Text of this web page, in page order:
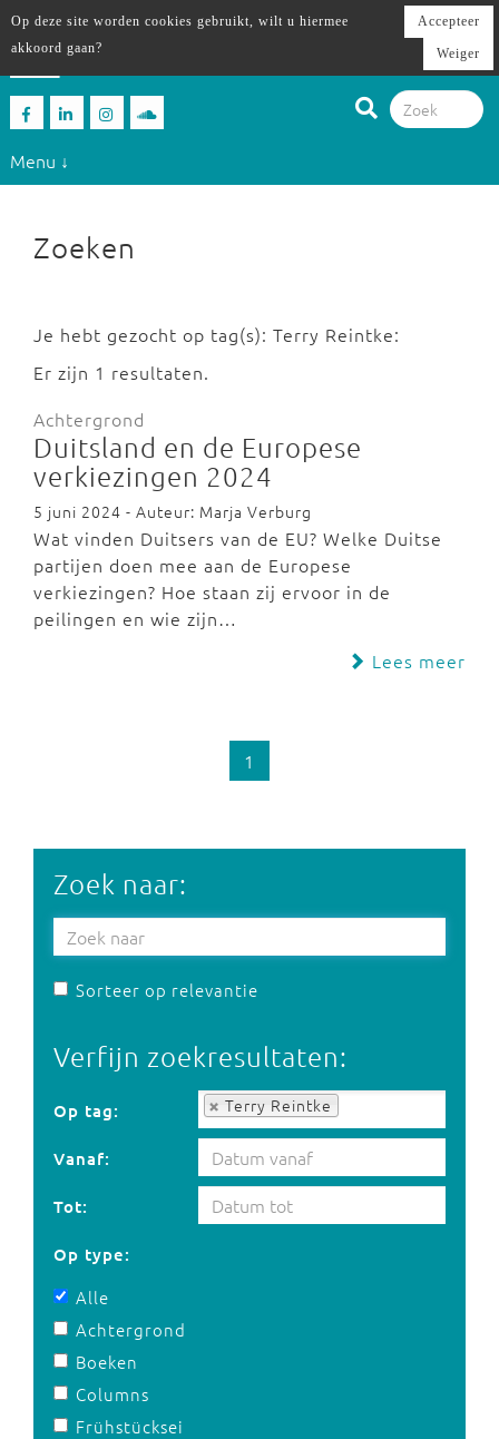
Menu ↓
Zoeken
Je hebt gezocht op tag(s): Terry Reintke:
Er zijn 1 resultaten.
Achtergrond
Duitsland en de Europese
verkiezingen 2024
5 juni 2024 - Auteur: Marja Verburg
Wat vinden Duitsers van de EU? Welke Duitse
partijen doen mee aan de Europese
verkiezingen? Hoe staan zij ervoor in de
peilingen en wie zijn…
Lees meer
1
Zoek naar:
Sorteer op relevantie
Verfijn zoekresultaten:
Op tag: Terry Reintke
Op tag:
Vanaf:
Tot:
Op type:
Alle
Achtergrond
Boeken
Columns
Frühstücksei
Op deze site worden cookies gebruikt, wilt u hiermee
akkoord gaan?
Accepteer
Weiger